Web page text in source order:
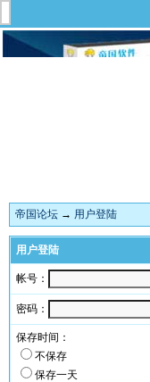
帝国论坛→用户登陆
用户登陆
帐号：
密码：
保存时间：
不保存
保存一天